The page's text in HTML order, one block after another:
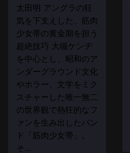
太田明 アングラの狂
気を下支えした、筋肉
少女帯の黄金期を担う
超絶技巧 大槻ケンヂ
を中心とし、昭和のア
ンダーグラウンド文化
やホラー、文学をミク
スチャーした唯一無二
の世界観で熱狂的なフ
ァンを生み出したバン
ド「筋肉少女帯」。
そ...